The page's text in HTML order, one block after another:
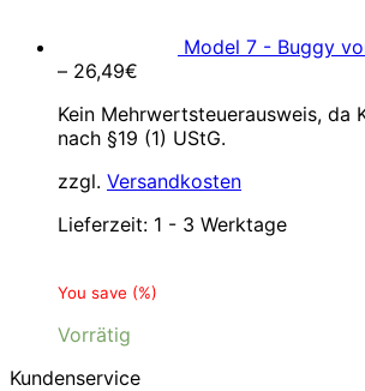
Model 7 - Buggy
– 26,49€
Kein Mehrwertsteuerausweis, da
nach §19 (1) UStG.
zzgl. Versandkosten
Lieferzeit: 1 - 3 Werktage
You save (%)
Vorrätig
Kundenservice